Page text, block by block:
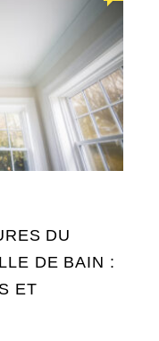
DU
DE BAIN :
ET